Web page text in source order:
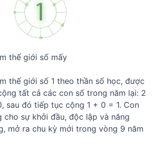
thế giới số mấy
thế giới số 1 theo thần số học, được
tất cả các con số trong năm lại: 2
sau đó tiếp tục cộng 1 + 0 = 1. Con
cho sự khởi đầu, độc lập và năng
mở ra chu kỳ mới trong vòng 9 năm